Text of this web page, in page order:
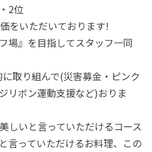
2位
をいただいております!
場』を目指してスタッフ一同
取り組んで(災害募金・ピンク
リボン運動支援など)おりま
しいと言っていただけるコース
言っていただけるお料理、この